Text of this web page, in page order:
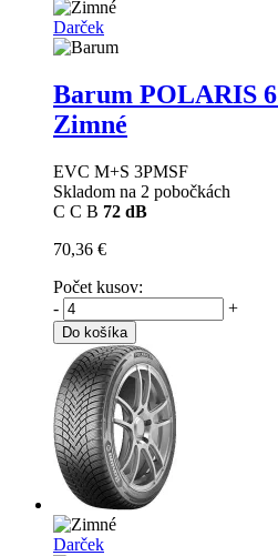
Darček
Barum POLARIS 6
Zimné
EVC M+S 3PMSF
Skladom na 2 pobočkách
C C B 72 dB
70,36 €
Počet kusov:
-
+
Do košíka
Darček